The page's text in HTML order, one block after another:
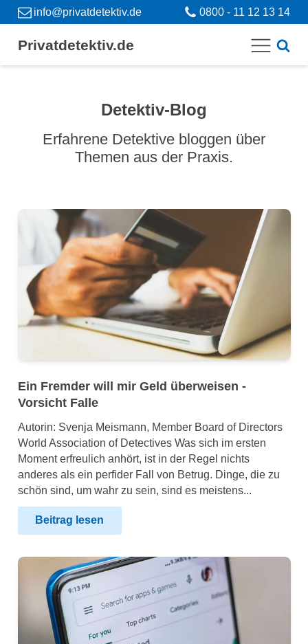
info@privatdetektiv.de 0800 - 11 12 13 14
Privatdetektiv.de
Detektiv-Blog
Erfahrene Detektive bloggen über
Themen aus der Praxis.
Ein Fremder will mir Geld überweisen -
Vorsicht Falle
Autorin: Svenja Meismann, Member Board of Directors
World Association of Detectives Was sich im ersten
Moment erfreulich anhört, ist in der Regel nichts
anderes als ein perfider Fall von Betrug. Dinge, die zu
schön sind, um wahr zu sein, sind es meistens...
Beitrag lesen